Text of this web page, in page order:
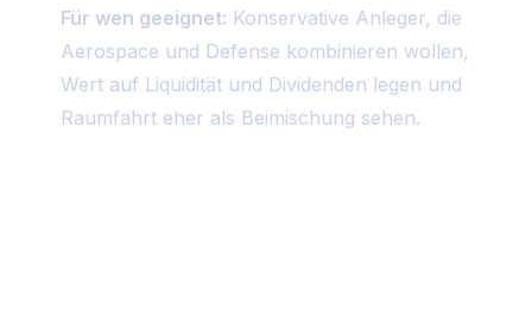
Für wen geeignet: Konservative Anleger, die
Aerospace und Defense kombinieren wollen,
Wert auf Liquidität und Dividenden legen und
Raumfahrt eher als Beimischung sehen.